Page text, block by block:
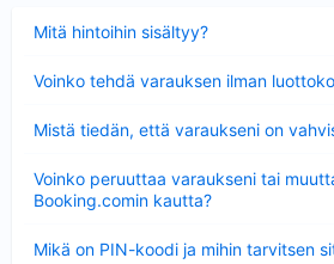
Mitä hintoihin sisältyy?
Voinko tehdä varauksen ilman
Mistä tiedän, että varaukseni on
Voinko peruuttaa varaukseni tai
Booking.comin kautta?
Mikä on PIN-koodi ja mihin tarvitsen